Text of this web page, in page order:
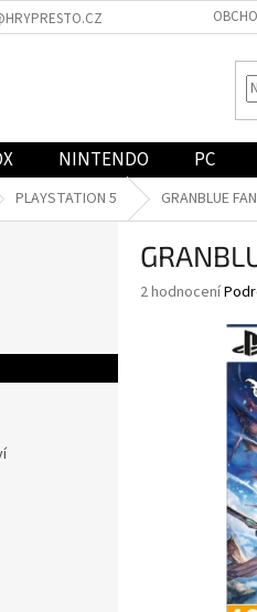
NINTENDO PC
PLAYSTATION 5 GRANBLUE
Průměrné
2 hodnocení